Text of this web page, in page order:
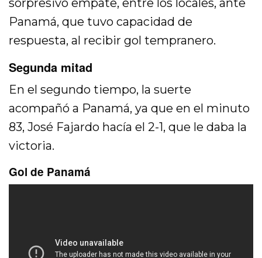
sorpresivo empate, entre los locales, ante
Panamá, que tuvo capacidad de
respuesta, al recibir gol tempranero.
Segunda mitad
En el segundo tiempo, la suerte
acompañó a Panamá, ya que en el minuto
83, José Fajardo hacía el 2-1, que le daba la
victoria.
Gol de Panamá